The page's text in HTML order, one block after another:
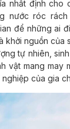
nhất định cho
nước róc
để những ai
khởi nguồn của
tự nhiên,
vật mang may
của gia